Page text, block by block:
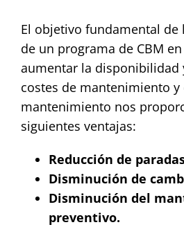
El objetivo fundamental
de un programa de CBM
aumentar la disponibilidad
costes de mantenimiento
mantenimiento nos
siguientes ventajas:
Reducción de
Disminución de
Disminución del
preventivo.